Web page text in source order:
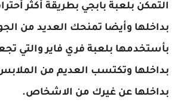
التمكن بلعبة بابجي بطريقة أكثر
بداخلها وأيضا تمنحك العديد من
بأستخدمها بلعبة فري فاير والتي
بداخلها وتكتسب العديم من
بداخلها عن غيرك من الاشخاص.